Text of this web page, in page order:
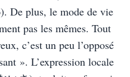
De plus, le mode de vie
pas les mêmes. Tout
c’est un peu l’opposé
». L’expression locale